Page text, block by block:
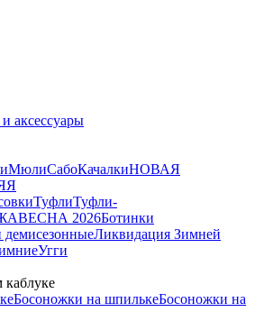
аксессуары
МюлиСабоКачалкиНОВАЯ
ТуфлиТуфли-
ВЕСНА 2026Ботинки
демисезонныеЛиквидация Зимней
Угги
каблуке
Босоножки на шпилькеБосоножки на